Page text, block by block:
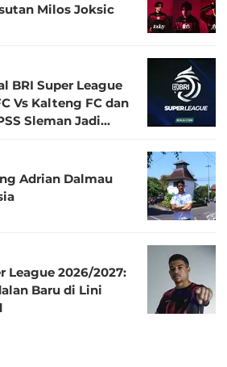
Milos Joksic
BRI Super League
Vs Kalteng FC dan
Sleman Jadi
Adrian Dalmau
League 2026/2027:
Baru di Lini